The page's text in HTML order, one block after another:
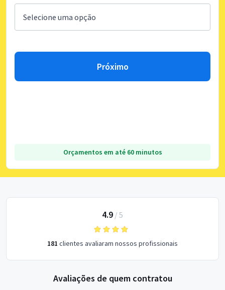
Próximo
Orçamentos em até 60 minutos
4.9 / 5
181 clientes avaliaram nossos profissionais
Avaliações de quem contratou